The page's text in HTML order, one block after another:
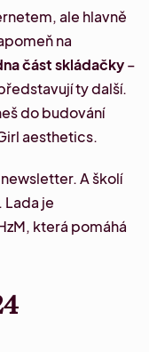
ale hlavně
na
část skládačky–
ty další.
do budování
aesthetics.
newsletter. A školí
Lada je
která pomáhá